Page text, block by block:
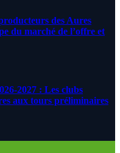
des Aures
du marché de l’offre et
2027 : Les clubs
aux tours préliminaires